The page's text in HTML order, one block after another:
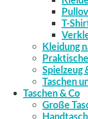
T-
Kleidung
Spielzeug
Taschen
Taschen & Co
Große